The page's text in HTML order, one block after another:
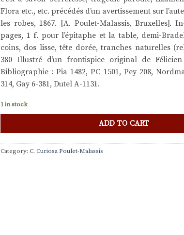
Flora etc., etc. précédés d’un avertissement sur
les robes, 1867. [A. Poulet-Malassis, Bruxelles].
pages, 1 f. pour l’épitaphe et la table, demi-
coins, dos lisse, tête dorée, tranches naturelles
380 Illustré d’un frontispice original de
Bibliographie : Pia 1482, PC 1501, Pey 208,
314, Gay 6-381, Dutel A-1131.
1 in stock
ADD TO CART
Category: C. Curiosa Poulet-Malassis